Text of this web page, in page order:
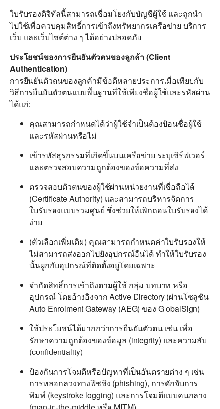
ใบรับรองดิจิทัลนี้สามารถเชื่อมโยงกับบัญชีผู้ใช้ และถูกนำ
ไปใช้เพื่อควบคุมสิทธิ์การเข้าถึงทรัพยากรเครือข่าย บริการ
เว็บ และเว็บไซต์ต่าง ๆ ได้อย่างปลอดภัย
ประโยชน์ของการยืนยันตัวตนของลูกค้า (Client
Authentication)
การยืนยันตัวตนของลูกค้ามีข้อดีหลายประการเมื่อเทียบกับ
วิธีการยืนยันตัวตนแบบพื้นฐานที่ใช้เพียงชื่อผู้ใช้และรหัสผ่าน
ได้แก่:
คุณสามารถกำหนดได้ว่าผู้ใช้จำเป็นต้องป้อนชื่อผู้ใช้
และรหัสผ่านหรือไม่
เข้ารหัสธุรกรรมที่เกิดขึ้นบนเครือข่าย ระบุเซิร์ฟเวอร์
และตรวจสอบความถูกต้องของข้อความที่ส่ง
ตรวจสอบตัวตนของผู้ใช้ผ่านหน่วยงานที่เชื่อถือได้
(Certificate Authority) และสามารถบริหารจัดการ
ใบรับรองแบบรวมศูนย์ ซึ่งช่วยให้เพิกถอนใบรับรองได้
ง่าย
(ตัวเลือกเพิ่มเติม) คุณสามารถกำหนดค่าใบรับรองให้
ไม่สามารถส่งออกไปยังอุปกรณ์อื่นได้ ทำให้ใบรับรอง
นั้นผูกกับอุปกรณ์ที่ติดตั้งอยู่โดยเฉพาะ
จำกัดสิทธิ์การเข้าถึงตามผู้ใช้ กลุ่ม บทบาท หรือ
อุปกรณ์ โดยอ้างอิงจาก Active Directory (ผ่านโซลูชัน
Auto Enrolment Gateway (AEG) ของ GlobalSign)
ใช้ประโยชน์ได้มากกว่าการยืนยันตัวตน เช่น เพื่อ
รักษาความถูกต้องของข้อมูล (integrity) และความลับ
(confidentiality)
ป้องกันการโจมตีหรือปัญหาที่เป็นอันตรายต่าง ๆ เช่น
การหลอกลวงทางฟิชชิง (phishing), การดักจับการ
พิมพ์ (keystroke logging) และการโจมตีแบบคนกลาง
(man-in-the-middle หรือ MITM)